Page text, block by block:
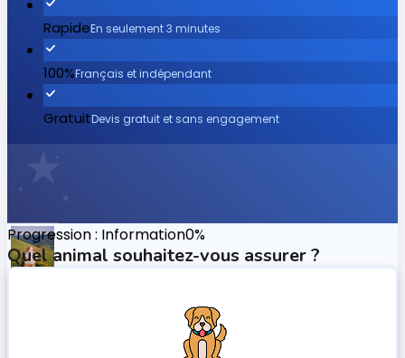
RapideEn seulement 3 minutes
100%Français et indépendant
GratuitDevis gratuit et sans engagement
Progression: Information0%
Quel animal souhaitez-vous assurer ?